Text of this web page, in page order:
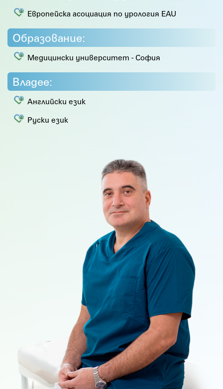
Европейска асоциация по урология EAU
Образование:
Медицински университет - София
Владее:
Английски език
Руски език